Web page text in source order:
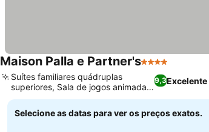
Maison Palla e Partner's4 Estrelas
9,3Excelente
Suítes familiares quádruplas
superiores, Sala de jogos animada
no local
Selecione as datas para ver os preços exatos.